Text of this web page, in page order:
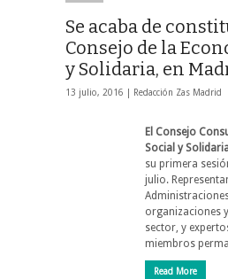
Se acaba de
Consejo de la
y Solidaria, en
13 julio, 2016 | Redacción Zas Madrid
El Consejo
Social y
su primera
julio.
organizaciones
sector, y
miembros
Read More